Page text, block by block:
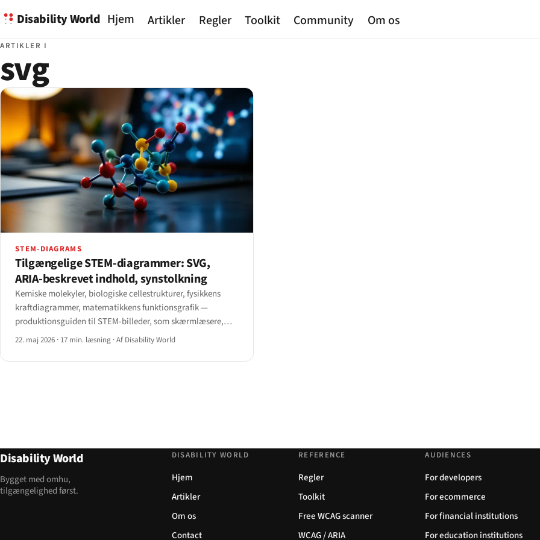
Disability World Hjem Artikler Regler Toolkit Community Om os
ARTIKLER I
svg
STEM-DIAGRAMS
Tilgængelige STEM-diagrammer: SVG,
ARIA-beskrevet indhold, synstolkning
Kemiske molekyler, biologiske cellestrukturer, fysikkens
kraftdiagrammer, matematikkens funktionsgrafik —
produktionsguiden til STEM-billeder, som skærmlæsere,
punktskrift og synstolkningsstrømme faktisk kan anvende.
22. maj 2026 · 17 min. læsning ·Af Disability World
Disability World
Bygget med omhu,
tilgængelighed først.
DISABILITY WORLD
Hjem
Artikler
Om os
Contact
REFERENCE
Regler
Toolkit
Free WCAG scanner
WCAG / ARIA
AUDIENCES
For developers
For ecommerce
For financial institutions
For education institutions